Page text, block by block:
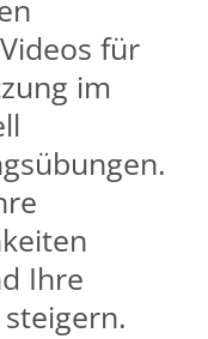
für
im
Ihre